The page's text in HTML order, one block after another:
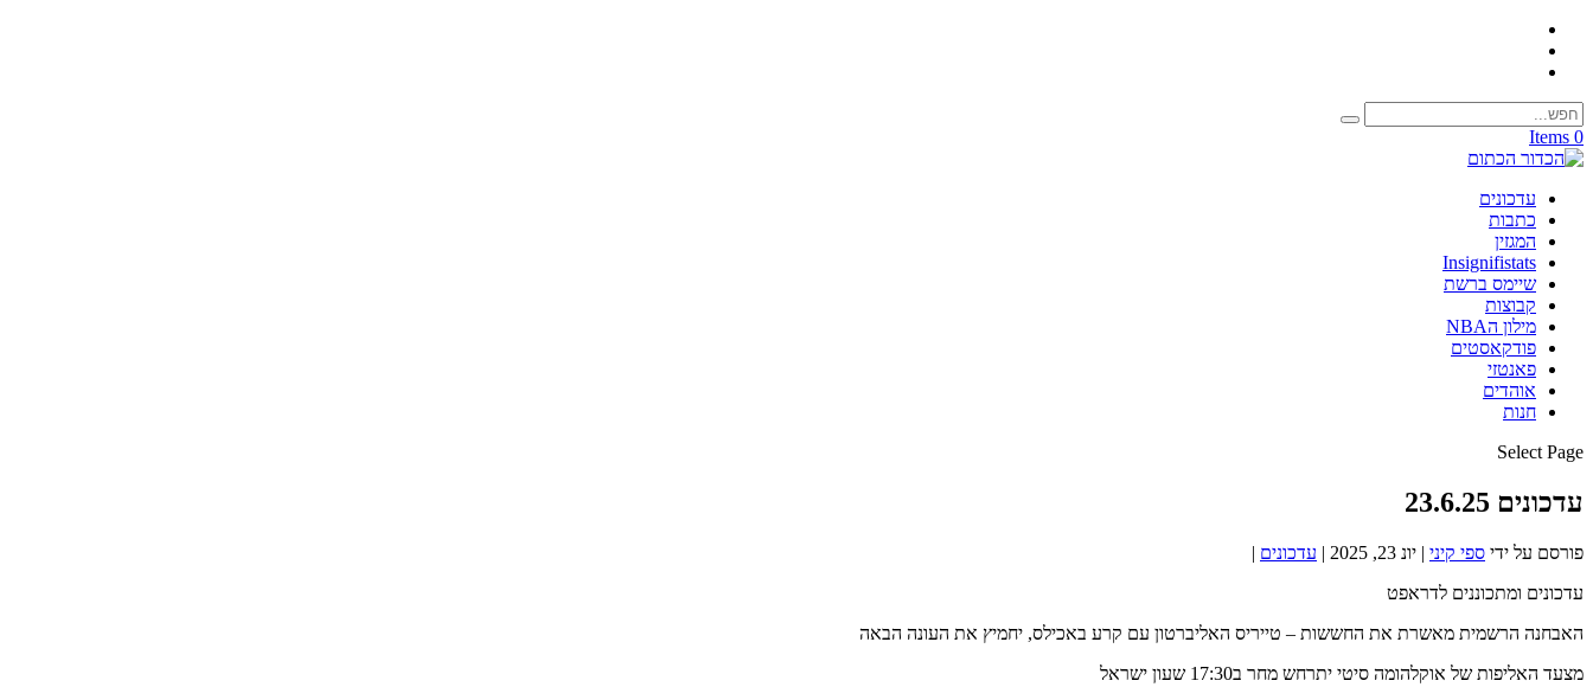
0 Items
עדכונים
כתבות
המגזין
Insignifistats
שיימס ברשת
קבוצות
מילון הNBA
פודקאסטים
פאנטזי
אוהדים
חנות
Select Page
עדכונים 23.6.25
פורסם על ידי ספי קיני | יונ 23, 2025 | עדכונים |
עדכונים ומתכוננים לדראפט
האבחנה הרשמית מאשרת את החששות – טייריס האליברטון עם קרע באכילס, יחמיץ את העונה הבאה
מצעד האליפות של אוקלהומה סיטי יתרחש מחר ב17:30 שעון ישראל